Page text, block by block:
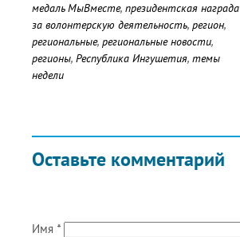
медаль МыВместе, президентская награда
за волонтерскую деятельность, регион,
региональные, региональные новости,
регионы, Республика Ингушетия, темы
недели
Оставьте комментарий
Имя *